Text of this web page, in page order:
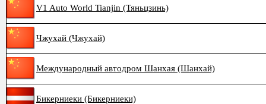
V1 Auto World Tianjin (Тяньцзинь)
Чжухай (Чжухай)
Международный автодром Шанхая (Шанхай)
Бикерниеки (Бикерниеки)